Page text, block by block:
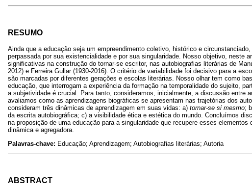
RESUMO
Ainda que a educação seja um empreendimento coletivo, histórico e
perpassada por sua existencialidade e por sua singularidade. Nosso objetivo, neste
significativas na construção do tornar-se escritor, nas autobiografias literárias de
2012) e Ferreira Gullar (1930-2016). O critério de variabilidade foi decisivo para a
são marcadas por diferentes gerações e escolas literárias. Nosso olhar tem como
educação, que interrogam a experiência da formação na temporalidade do sujeito,
a subjetividade é crucial. Para tanto, consideramos, inicialmente, a discussão entre
avaliamos como as aprendizagens biográficas se apresentam nas trajetórias dos
consideram três dinâmicas de aprendizagem em suas vidas: a) tornar-se si mesmo;
da escrita autobiográfica; c) a visibilidade ética e estética do mundo. Concluímos
na proposição de uma educação para a singularidade que recupere esses elementos
dinâmica e agregadora.
Palavras-chave: Educação; Aprendizagem; Autobiografias literárias; Autoria
ABSTRACT